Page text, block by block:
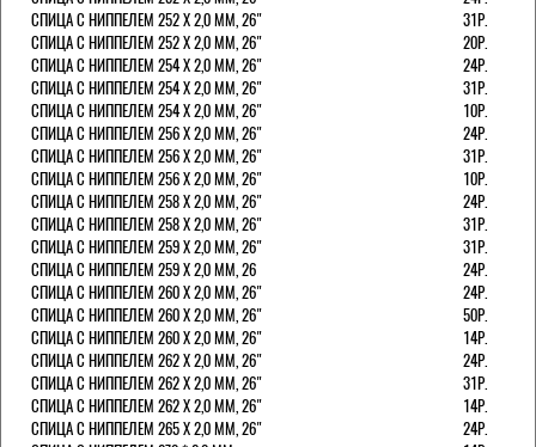
СПИЦА С НИППЕЛЕМ 252 Х 2,0 ММ, 26"
31Р.
СПИЦА С НИППЕЛЕМ 252 Х 2,0 ММ, 26"
20Р.
СПИЦА С НИППЕЛЕМ 254 Х 2,0 ММ, 26"
24Р.
СПИЦА С НИППЕЛЕМ 254 Х 2,0 ММ, 26"
31Р.
СПИЦА С НИППЕЛЕМ 254 Х 2,0 ММ, 26"
10Р.
СПИЦА С НИППЕЛЕМ 256 Х 2,0 ММ, 26"
24Р.
СПИЦА С НИППЕЛЕМ 256 Х 2,0 ММ, 26"
31Р.
СПИЦА С НИППЕЛЕМ 256 Х 2,0 ММ, 26"
10Р.
СПИЦА С НИППЕЛЕМ 258 Х 2,0 ММ, 26"
24Р.
СПИЦА С НИППЕЛЕМ 258 Х 2,0 ММ, 26"
31Р.
СПИЦА С НИППЕЛЕМ 259 Х 2,0 ММ, 26"
31Р.
СПИЦА С НИППЕЛЕМ 259 Х 2,0 ММ, 26
24Р.
СПИЦА С НИППЕЛЕМ 260 Х 2,0 ММ, 26"
24Р.
СПИЦА С НИППЕЛЕМ 260 Х 2,0 ММ, 26"
50Р.
СПИЦА С НИППЕЛЕМ 260 Х 2,0 ММ, 26"
14Р.
СПИЦА С НИППЕЛЕМ 262 Х 2,0 ММ, 26"
24Р.
СПИЦА С НИППЕЛЕМ 262 Х 2,0 ММ, 26"
31Р.
СПИЦА С НИППЕЛЕМ 262 Х 2,0 ММ, 26"
14Р.
СПИЦА С НИППЕЛЕМ 265 Х 2,0 ММ, 26"
24Р.